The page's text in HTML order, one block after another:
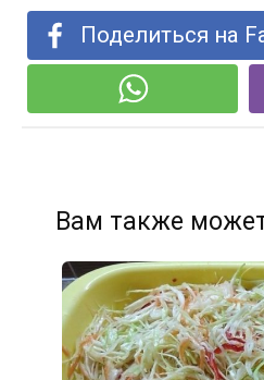
Поделиться на
Вам также